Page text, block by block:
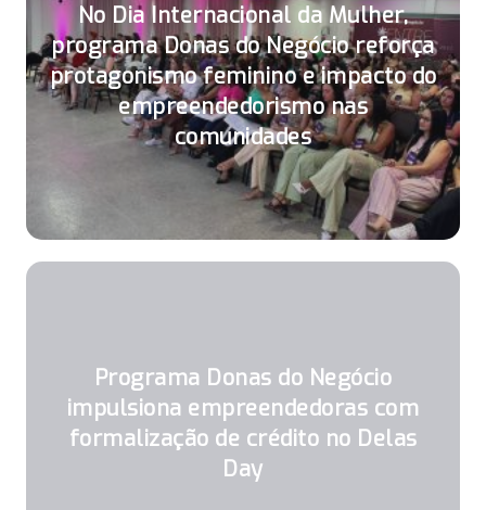
No Dia Internacional da Mulher,
programa Donas do Negócio reforça
protagonismo feminino e impacto do
empreendedorismo nas
comunidades
Programa Donas do Negócio
impulsiona empreendedoras com
formalização de crédito no Delas
Day